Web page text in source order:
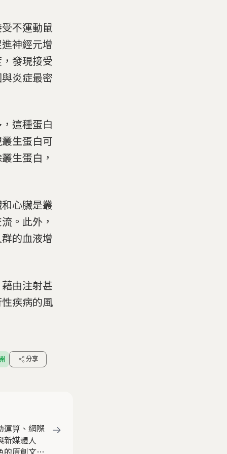
不運動鼠
神經元增
發現接受
炎症最密
這種蛋白
生蛋白可
生蛋白，
心臟是叢
。此外，
的血液增
由注射甚
疾病的風
分享
運算、網際
新媒體人